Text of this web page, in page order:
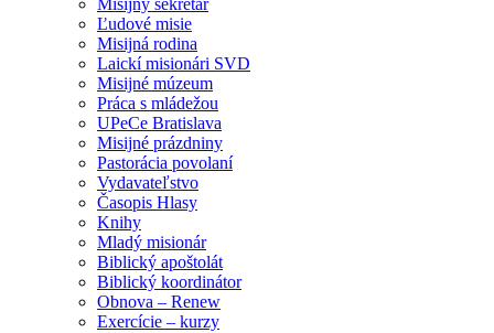
Misijný sekretár
Ľudové misie
Misijná rodina
Laickí misionári SVD
Misijné múzeum
Práca s mládežou
UPeCe Bratislava
Misijné prázdniny
Pastorácia povolaní
Vydavateľstvo
Časopis Hlasy
Knihy
Mladý misionár
Biblický apoštolát
Biblický koordinátor
Obnova – Renew
Exercície – kurzy